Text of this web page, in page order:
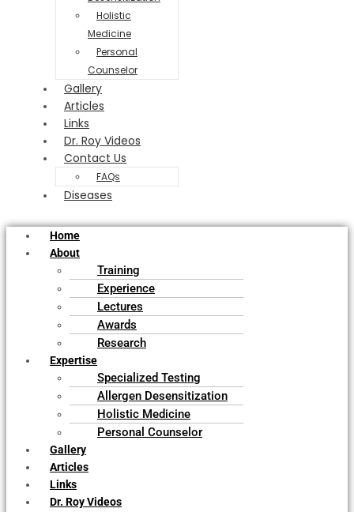
Holistic
Medicine
Personal
Counselor
Gallery
Articles
Links
Dr. Roy Videos
Contact Us
FAQs
Diseases
Home
About
Training
Experience
Lectures
Awards
Research
Expertise
Specialized Testing
Allergen Desensitization
Holistic Medicine
Personal Counselor
Gallery
Articles
Links
Dr. Roy Videos